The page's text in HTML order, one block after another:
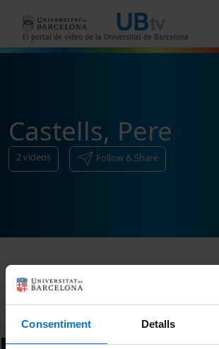
Consentiment Detalls
El portal de vídeo de la Universitat de Barcelona
Castells, Pere
2videos Follow & Share
Sort